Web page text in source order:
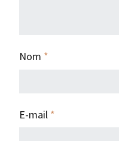
Nom *
E-mail *